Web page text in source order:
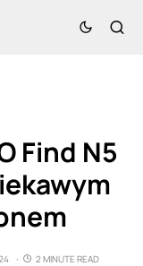
Find N5
2 MINUTE READ